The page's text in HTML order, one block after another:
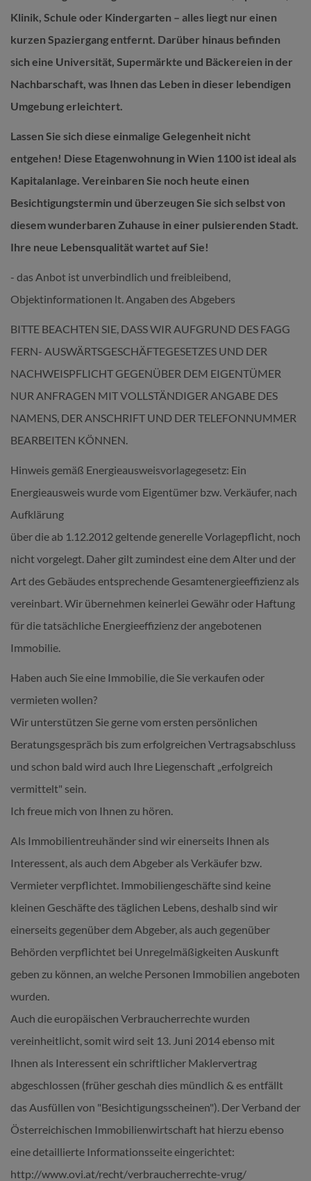
Klinik, Schule oder Kindergarten – alles liegt nur einen
kurzen Spaziergang entfernt. Darüber hinaus befinden
sich eine Universität, Supermärkte und Bäckereien in der
Nachbarschaft, was Ihnen das Leben in dieser lebendigen
Umgebung erleichtert.
Lassen Sie sich diese einmalige Gelegenheit nicht
entgehen! Diese Etagenwohnung in Wien 1100 ist ideal als
Kapitalanlage. Vereinbaren Sie noch heute einen
Besichtigungstermin und überzeugen Sie sich selbst von
diesem wunderbaren Zuhause in einer pulsierenden Stadt.
Ihre neue Lebensqualität wartet auf Sie!
- das Anbot ist unverbindlich und freibleibend,
Objektinformationen lt. Angaben des Abgebers
BITTE BEACHTEN SIE, DASS WIR AUFGRUND DES FAGG
FERN- AUSWÄRTSGESCHÄFTEGESETZES UND DER
NACHWEISPFLICHT GEGENÜBER DEM EIGENTÜMER
NUR ANFRAGEN MIT VOLLSTÄNDIGER ANGABE DES
NAMENS, DER ANSCHRIFT UND DER TELEFONNUMMER
BEARBEITEN KÖNNEN.
Hinweis gemäß Energieausweisvorlagegesetz: Ein
Energieausweis wurde vom Eigentümer bzw. Verkäufer, nach
Aufklärung
über die ab 1.12.2012 geltende generelle Vorlagepflicht, noch
nicht vorgelegt. Daher gilt zumindest eine dem Alter und der
Art des Gebäudes entsprechende Gesamtenergieeffizienz als
vereinbart. Wir übernehmen keinerlei Gewähr oder Haftung
für die tatsächliche Energieeffizienz der angebotenen
Immobilie.
Haben auch Sie eine Immobilie, die Sie verkaufen oder
vermieten wollen?
Wir unterstützen Sie gerne vom ersten persönlichen
Beratungsgespräch bis zum erfolgreichen Vertragsabschluss
und schon bald wird auch Ihre Liegenschaft „erfolgreich
vermittelt" sein.
Ich freue mich von Ihnen zu hören.
Als Immobilientreuhänder sind wir einerseits Ihnen als
Interessent, als auch dem Abgeber als Verkäufer bzw.
Vermieter verpflichtet. Immobiliengeschäfte sind keine
kleinen Geschäfte des täglichen Lebens, deshalb sind wir
einerseits gegenüber dem Abgeber, als auch gegenüber
Behörden verpflichtet bei Unregelmäßigkeiten Auskunft
geben zu können, an welche Personen Immobilien angeboten
wurden.
Auch die europäischen Verbraucherrechte wurden
vereinheitlicht, somit wird seit 13. Juni 2014 ebenso mit
Ihnen als Interessent ein schriftlicher Maklervertrag
abgeschlossen (früher geschah dies mündlich & es entfällt
das Ausfüllen von "Besichtigungsscheinen"). Der Verband der
Österreichischen Immobilienwirtschaft hat hierzu ebenso
eine detaillierte Informationsseite eingerichtet:
http://www.ovi.at/recht/verbraucherrechte-vrug/